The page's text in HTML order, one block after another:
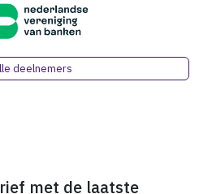
deelnemers
met de laatste